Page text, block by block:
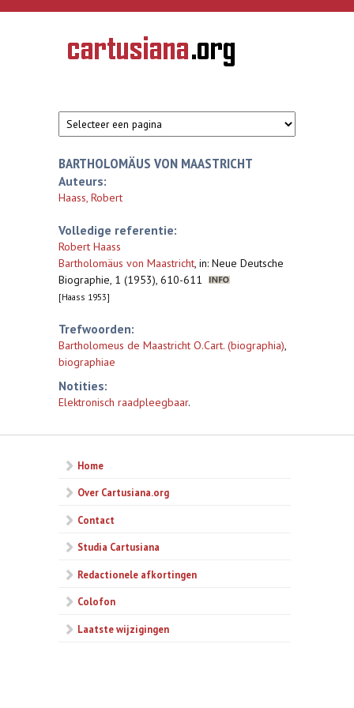
Overslaan en naar de inhoud gaan
CARTUSIANA
Geschiedenis
van de
BARTHOLOMÄUS VON MAASTRICHT
Auteurs:
Haass, Robert
Volledige referentie:
Robert Haass
Bartholomäus von Maastricht, in: Neue Deutsche
Biographie, 1 (1953), 610-611
[Haass 1953]
Trefwoorden:
Bartholomeus de Maastricht O.Cart. (biographia),
biographiae
Notities:
Elektronisch raadpleegbaar.
Home
Over Cartusiana.org
Contact
Studia Cartusiana
Redactionele afkortingen
Colofon
Laatste wijzigingen